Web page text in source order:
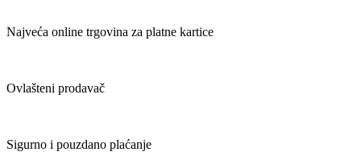
Najveća online trgovina za platne kartice
Ovlašteni prodavač
Sigurno i pouzdano plaćanje